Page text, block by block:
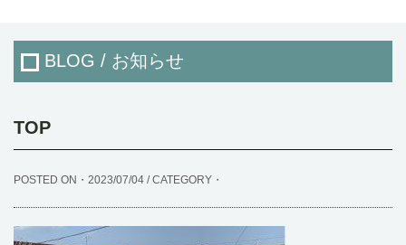
BLOG / お知らせ
TOP
POSTED ON・2023/07/04 / CATEGORY・